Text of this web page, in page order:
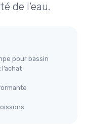
de l’eau.
pour bassin